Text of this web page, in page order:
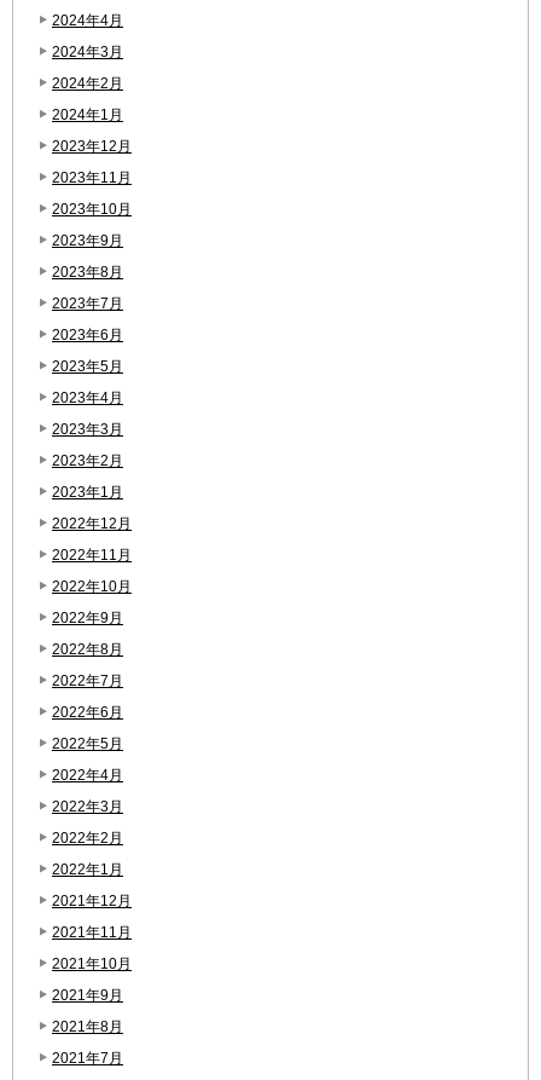
2024年4月
2024年3月
2024年2月
2024年1月
2023年12月
2023年11月
2023年10月
2023年9月
2023年8月
2023年7月
2023年6月
2023年5月
2023年4月
2023年3月
2023年2月
2023年1月
2022年12月
2022年11月
2022年10月
2022年9月
2022年8月
2022年7月
2022年6月
2022年5月
2022年4月
2022年3月
2022年2月
2022年1月
2021年12月
2021年11月
2021年10月
2021年9月
2021年8月
2021年7月